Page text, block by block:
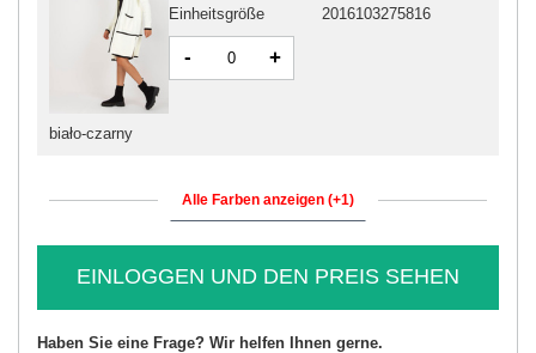
biało-czarny
Einheitsgröße 2016103275816
- +
Alle Farben anzeigen (+1)
EINLOGGEN UND DEN PREIS SEHEN
Haben Sie eine Frage? Wir helfen Ihnen gerne.